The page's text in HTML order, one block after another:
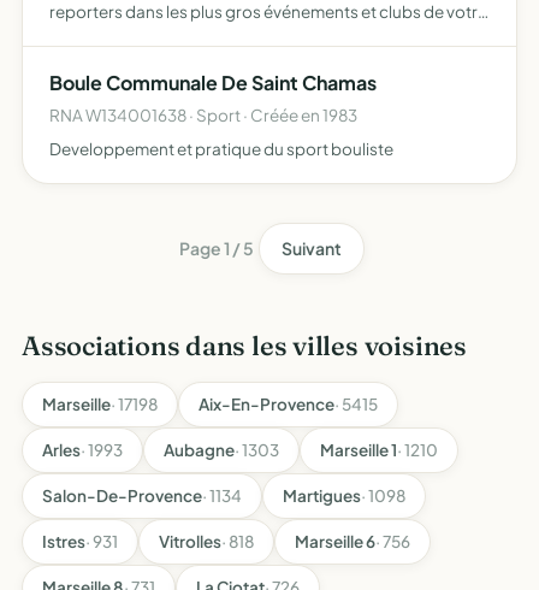
reporters dans les plus gros événements et clubs de votre
Boule Communale De Saint Chamas
RNA W134001638 · Sport · Créée en 1983
Developpement et pratique du sport bouliste
Page 1 / 5 Suivant
Associations dans les villes voisines
Marseille· 17198 Aix-En-Provence· 5415
Arles· 1993 Aubagne· 1303 Marseille 1· 1210
Salon-De-Provence· 1134 Martigues· 1098
Istres· 931 Vitrolles· 818 Marseille 6· 756